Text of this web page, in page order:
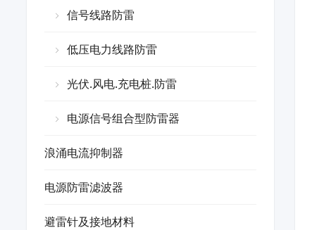
信号线路防雷
低压电力线路防雷
光伏.风电.充电桩.防雷
电源信号组合型防雷器
浪涌电流抑制器
电源防雷滤波器
避雷针及接地材料